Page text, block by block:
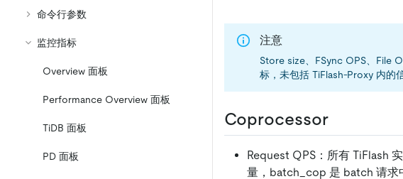
命令行参数
监控指标
Overview 面板
Performance Overview 面板
TiDB 面板
PD 面板
注意
Store size、FSync OPS、File
标，未包括 TiFlash-Proxy 内的信
Coprocessor
Request QPS：所有 TiFlash
量，batch_cop 是 batch 请